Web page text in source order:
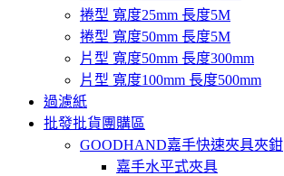
捲型 寬度25mm 長度5M
捲型 寬度50mm 長度5M
片型 寬度50mm 長度300mm
片型 寬度100mm 長度500mm
過濾紙
批發批貨團購區
GOODHAND嘉手快速夾具夾鉗
嘉手水平式夾具